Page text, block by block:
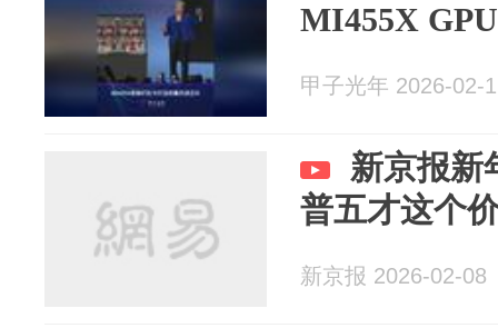
MI455X
甲子光年 2026-02-
新京报新
普五才这个
新京报 2026-02-08